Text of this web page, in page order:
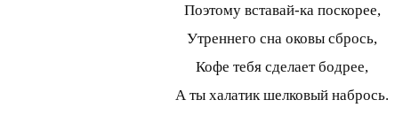
Поэтому вставай-ка поскорее,
Утреннего сна оковы сбрось,
Кофе тебя сделает бодрее,
А ты халатик шелковый набрось.